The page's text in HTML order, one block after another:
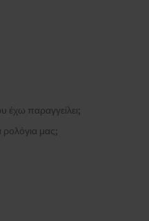
παραγγείλει;
ρολόγια μας;